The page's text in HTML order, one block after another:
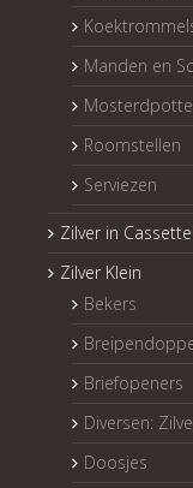
Manden en
Roomstellen
Serviezen
Zilver in
Zilver Klein
Bekers
Briefopeners
Diversen:
Doosjes